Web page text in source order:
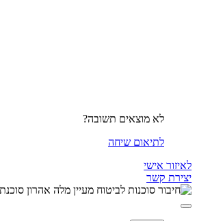
לא מוצאים תשובה?
לתיאום שיחה
לאיזור אישי
יצירת קשר